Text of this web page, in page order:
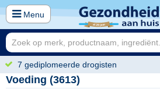
Menu
7 gediplomeerde drogisten
Voeding (3613)